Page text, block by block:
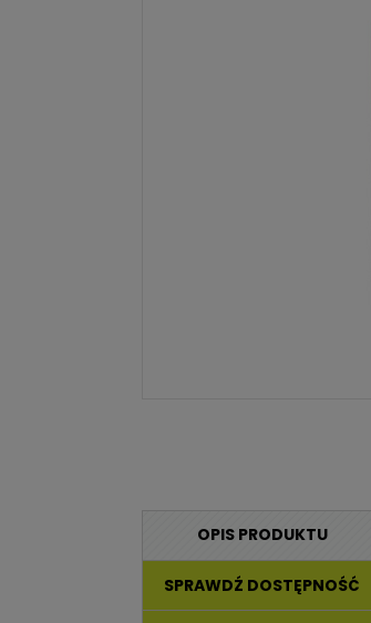
OPIS PRODUKTU
SPRAWDŹ DOSTĘPNOŚĆ